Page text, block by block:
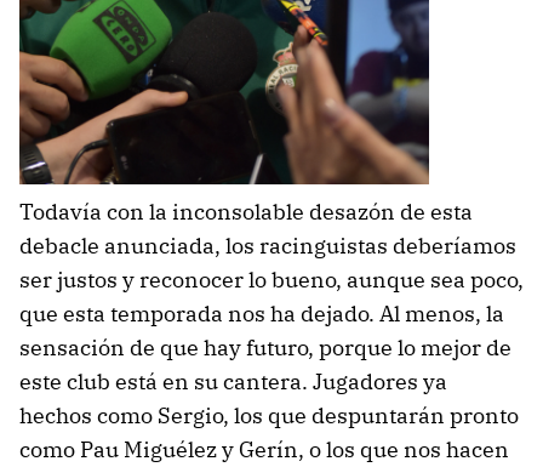
Todavía con la inconsolable desazón de esta
debacle anunciada, los racinguistas deberíamos
ser justos y reconocer lo bueno, aunque sea poco,
que esta temporada nos ha dejado. Al menos, la
sensación de que hay futuro, porque lo mejor de
este club está en su cantera. Jugadores ya
hechos como Sergio, los que despuntarán pronto
como Pau Miguélez y Gerín, o los que nos hacen